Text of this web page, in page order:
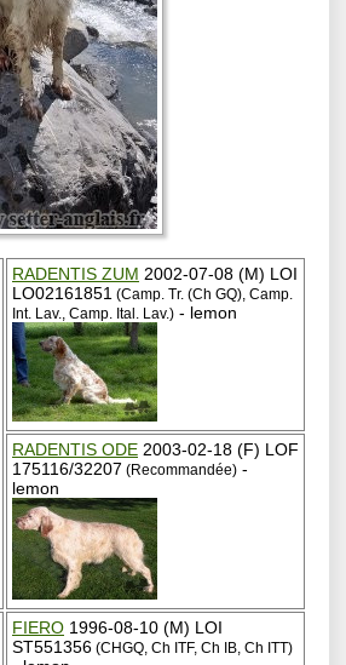
RADENTIS ZUM 2002-07-08 (M) LOI
LO02161851 (Camp. Tr. (Ch GQ), Camp.
Int. Lav., Camp. Ital. Lav.) - lemon
RADENTIS ODE 2003-02-18 (F) LOF
175116/32207 (Recommandée) -
lemon
FIERO 1996-08-10 (M) LOI
ST551356 (CHGQ, Ch ITF, Ch IB, Ch ITT)